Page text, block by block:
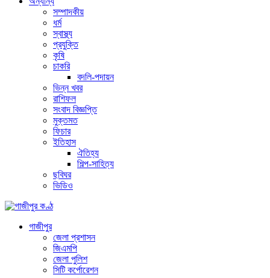
সম্পাদকীয়
ধর্ম
স্বাস্থ্য
প্রযুক্তি
কৃষি
চাকরি
বদলি-পদায়ন
ভিন্ন খবর
রাশিফল
সংবাদ বিজ্ঞপ্তি
মুক্তমত
ফিচার
ইতিহাস
ঐতিহ্য
শিল্প-সাহিত্য
ছবিঘর
ভিডিও
গাজীপুর
জেলা প্রশাসন
জিএমপি
জেলা পুলিশ
সিটি কর্পোরেশন